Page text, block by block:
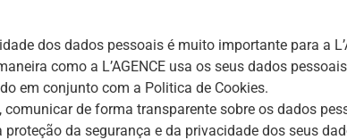
dos dados pessoais é muito importante para a
como a L’AGENCE usa os seus dados
em conjunto com a Politica de Cookies.
comunicar de forma transparente sobre os dados
proteção da segurança e da privacidade dos seus